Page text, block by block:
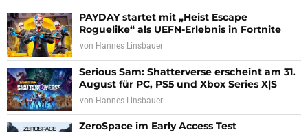
PAYDAY startet mit „Heist Escape
Roguelike“ als UEFN-Erlebnis in Fortnite
von Hannes Linsbauer
Serious Sam: Shatterverse erscheint am 31.
August für PC, PS5 und Xbox Series X|S
von Hannes Linsbauer
ZeroSpace im Early Access Test